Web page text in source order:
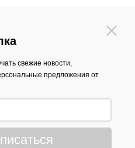
свежие новости,
предложения от